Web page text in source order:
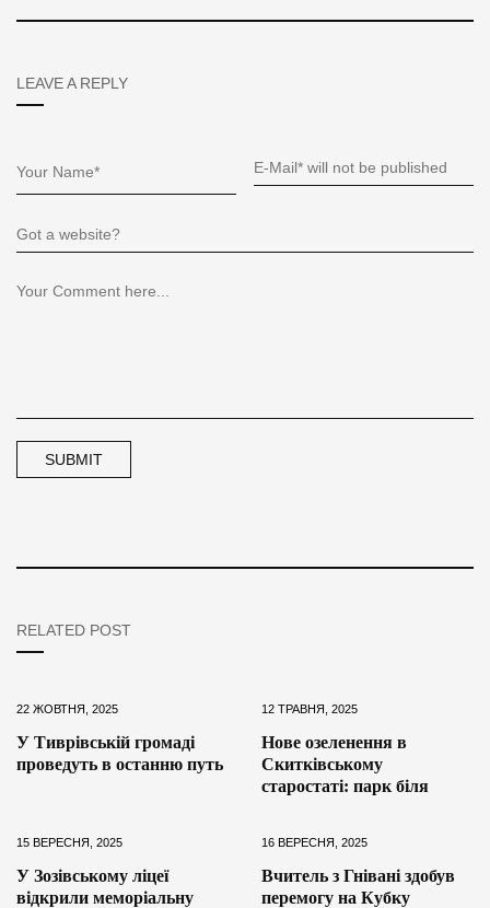
LEAVE A REPLY
RELATED POST
22 ЖОВТНЯ, 2025
У Тиврівській громаді
проведуть в останню путь
12 ТРАВНЯ, 2025
Нове озеленення в
Скитківському
старостаті: парк біля
15 ВЕРЕСНЯ, 2025
У Зозівському ліцеї
відкрили меморіальну
16 ВЕРЕСНЯ, 2025
Вчитель з Гнівані здобув
перемогу на Кубку